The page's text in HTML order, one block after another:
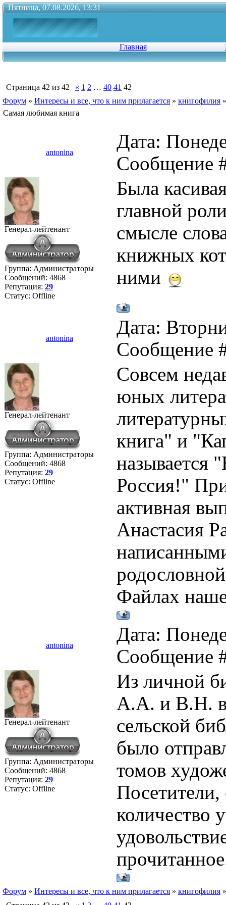
Пятница, 07.08.2026, 13:31
Главная
Страница 42 из 42 « 1 2 … 40 41 42
Форум » Интересы и все, что к ним прилагается » книгофилия »
Самая любимая книга
antonina
Дата:
Сообщение
Генерал-лейтенант
Группа: Администраторы
Сообщений: 4868
Репутация: 29
Статус: Offline
Была
главной
смысле
книжных
ними
antonina
Дата:
Сообщение
Генерал-лейтенант
Группа: Администраторы
Сообщений: 4868
Репутация: 29
Статус: Offline
Совсем
юных
книга" и
называется
Россия!"
активная
Анастасия
Файлах
antonina
Дата:
Сообщение
Генерал-лейтенант
Группа: Администраторы
Сообщений: 4868
Репутация: 29
Статус: Offline
Из личной
А.А. и В.Н. в
сельской
было
томов
количество
Форум » Интересы и все, что к ним прилагается » книгофилия »